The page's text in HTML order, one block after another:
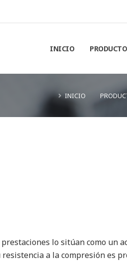
INICIO
INICIO
lo sitúan como un
a la compresión es